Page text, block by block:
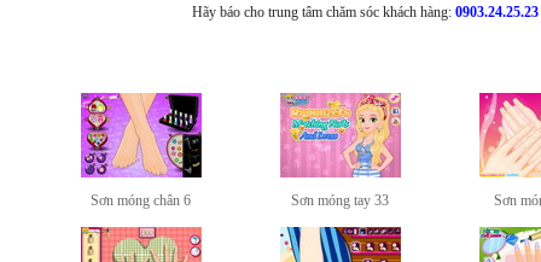
Hãy báo cho trung tâm chăm sóc khách hàng:0903.24.25.23
Sơn móng chân 6 Sơn móng tay 33 Sơn